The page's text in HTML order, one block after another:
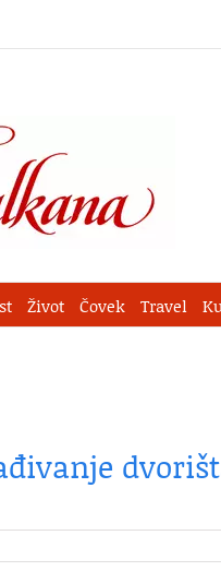
Život Čovek Travel